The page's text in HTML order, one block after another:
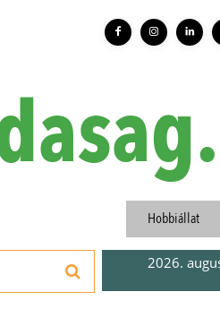
Hobbiállat
2026.